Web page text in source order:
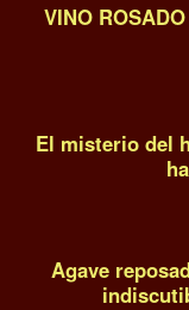
VINO
El misterio del
Agave